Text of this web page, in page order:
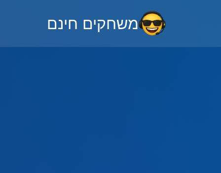
משחקים חינם